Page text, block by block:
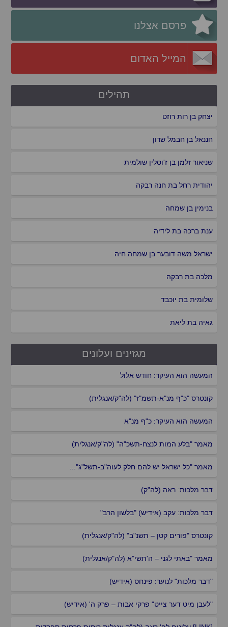
פרסם אצלנו
המייל האדום
תהילים
יצחק בן רות רוזט
חננאל בן חבמל שרון
שניאור זלמן בן ז'וסלין שולמית
יהודית רחל בת חנה רבקה
בנימין בן שמחה
ענת ברכה בת לידיה
ישראל משה דובער בן שמחה חיה
מלכה בת רבקה
שלומית בת יוכבד
גאיה בת ליאת
מגזינים ועלונים
המעשה הוא העיקר: חודש אלול
קונטרס "כ"ף מנ"א-תשמ"ז" (לה"ק/אנגלית)
המעשה הוא העיקר: כ"ף מנ"א
מאמר "בלע המות לנצח-תשכ"ה" (לה"ק/אנגלית)
מאמר "כל ישראל יש להם חלק לעוה"ב-תשל"ג"...
דבר מלכות: ראה (לה"ק)
דבר מלכות: עקב (אידיש) "בלשון הרב"
קונטרס "פורים קטן – תשנ"ב" (לה"ק/אנגלית)
מאמר "באתי לגני – ה'תשי"א (לה"ק/אנגלית)
"דבר מלכות" לנוער: פינחס (אידיש)
"לעבן מיט דער צייט" פרקי אבות – פרק ה' (אידיש)